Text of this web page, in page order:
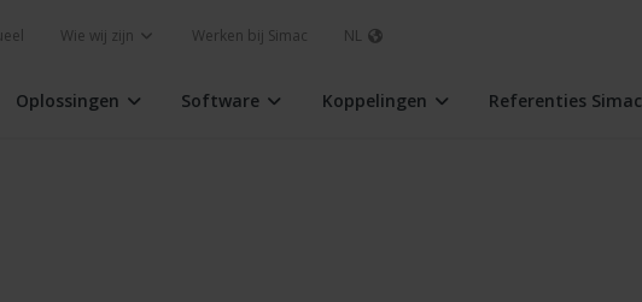
Wie wij zijn Werken bij Simac NL
Oplossingen Software Koppelingen Referenties Simac